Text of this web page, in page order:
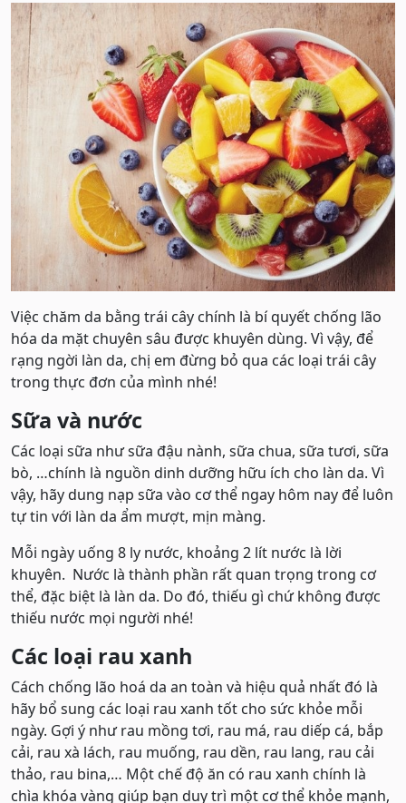
Việc chăm da bằng trái cây chính là bí quyết chống lão
hóa da mặt chuyên sâu được khuyên dùng. Vì vậy, để
rạng ngời làn da, chị em đừng bỏ qua các loại trái cây
trong thực đơn của mình nhé!
Sữa và nước
Các loại sữa như sữa đậu nành, sữa chua, sữa tươi, sữa
bò, …chính là nguồn dinh dưỡng hữu ích cho làn da. Vì
vậy, hãy dung nạp sữa vào cơ thể ngay hôm nay để luôn
tự tin với làn da ẩm mượt, mịn màng.
Mỗi ngày uống 8 ly nước, khoảng 2 lít nước là lời
khuyên. Nước là thành phần rất quan trọng trong cơ
thể, đặc biệt là làn da. Do đó, thiếu gì chứ không được
thiếu nước mọi người nhé!
Các loại rau xanh
Cách chống lão hoá da an toàn và hiệu quả nhất đó là
hãy bổ sung các loại rau xanh tốt cho sức khỏe mỗi
ngày. Gợi ý như rau mồng tơi, rau má, rau diếp cá, bắp
cải, rau xà lách, rau muống, rau dền, rau lang, rau cải
thảo, rau bina,… Một chế độ ăn có rau xanh chính là
chìa khóa vàng giúp bạn duy trì một cơ thể khỏe mạnh,